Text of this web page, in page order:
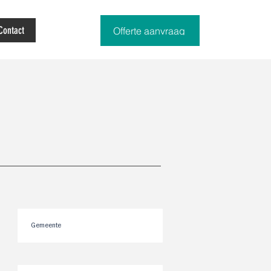
Offerte aanvraag